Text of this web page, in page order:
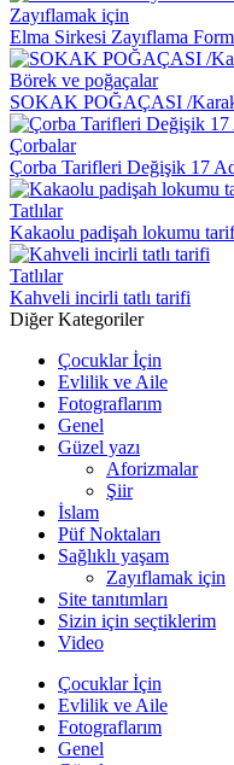
Zayıflamak için
Elma Sirkesi Zayıflama
Börek ve poğaçalar
SOKAK POĞAÇASI /
Çorbalar
Çorba Tarifleri Değişik 17
Tatlılar
Kakaolu padişah lokumu
Tatlılar
Kahveli incirli tatlı tarifi
Diğer Kategoriler
Çocuklar İçin
Evlilik ve Aile
Fotograflarım
Genel
Güzel yazı
Aforizmalar
Şiir
İslam
Püf Noktaları
Sağlıklı yaşam
Zayıflamak için
Site tanıtımları
Sizin için seçtiklerim
Video
Çocuklar İçin
Evlilik ve Aile
Fotograflarım
Genel